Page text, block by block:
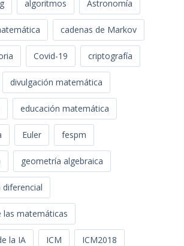
algoritmos Astronomía
cadenas de Markov
Covid-19 criptografía
divulgación matemática
educación matemática
Euler fespm
geometría algebraica
las matemáticas
la IA ICM ICM2018